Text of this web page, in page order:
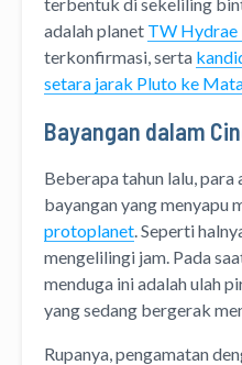
adalah planet TW Hydrae
terkonfirmasi, serta
setara jarak Pluto ke
Bayangan dalam
Beberapa tahun lalu,
bayangan yang menyapu
protoplanet. Seperti
mengelilingi jam. Pada
menduga ini adalah ulah
yang sedang bergerak
Rupanya, pengamatan